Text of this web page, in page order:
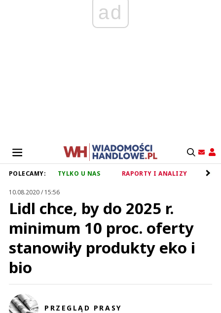
ad
POLECAMY: TYLKO U NAS RAPORTY I ANALIZY
10.08.2020 / 15:56
Lidl chce, by do 2025 r.
minimum 10 proc. oferty
stanowiły produkty eko i
bio
PRZEGLĄD PRASY